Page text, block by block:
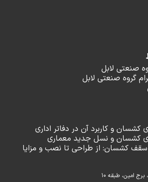
صنعتی لابل
گروه صنعتی لابل
و کاربرد آن در دفاتر اداری
کشسان و نسل جدید معماری
کشسان: از طراحی تا نصب و مزایا
امین، طبقه ۱۰